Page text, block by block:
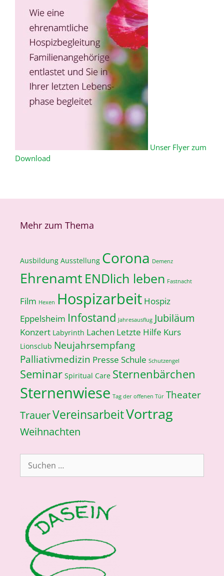
Unser Flyer zum
Download
Mehr zum Thema
Ausbildung Ausstellung Corona Demenz
Ehrenamt ENDlich leben Fastnacht
Film Hexen Hospizarbeit Hospiz
Eppelsheim Infostand Jahresausflug Jubiläum
Konzert Labyrinth Lachen Letzte Hilfe Kurs
Lionsclub Neujahrsempfang
Palliativmedizin Presse Schule Schutzengel
Seminar Spiritual Care Sternenbärchen
Sternenwiese Tag der offenen Tür Theater
TrauerVereinsarbeitVortrag
Weihnachten
nach: